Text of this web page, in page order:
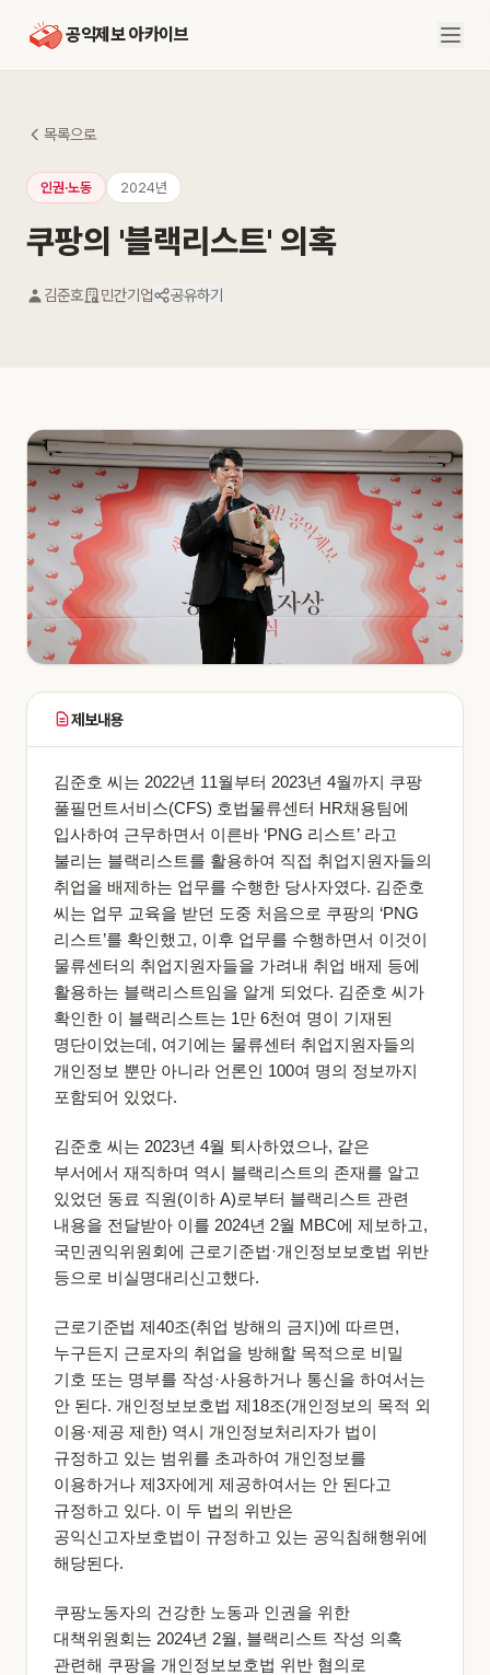
공익제보 아카이브
목록으로
인권·노동 2024년
쿠팡의 '블랙리스트' 의혹
김준호 민간기업 공유하기
제보내용
김준호 씨는 2022년 11월부터 2023년 4월까지 쿠팡
풀필먼트서비스(CFS) 호법물류센터 HR채용팀에
입사하여 근무하면서 이른바 ‘PNG 리스트’ 라고
불리는 블랙리스트를 활용하여 직접 취업지원자들의
취업을 배제하는 업무를 수행한 당사자였다. 김준호
씨는 업무 교육을 받던 도중 처음으로 쿠팡의 ‘PNG
리스트’를 확인했고, 이후 업무를 수행하면서 이것이
물류센터의 취업지원자들을 가려내 취업 배제 등에
활용하는 블랙리스트임을 알게 되었다. 김준호 씨가
확인한 이 블랙리스트는 1만 6천여 명이 기재된
명단이었는데, 여기에는 물류센터 취업지원자들의
개인정보 뿐만 아니라 언론인 100여 명의 정보까지
포함되어 있었다.
김준호 씨는 2023년 4월 퇴사하였으나, 같은
부서에서 재직하며 역시 블랙리스트의 존재를 알고
있었던 동료 직원(이하 A)로부터 블랙리스트 관련
내용을 전달받아 이를 2024년 2월 MBC에 제보하고,
국민권익위원회에 근로기준법·개인정보보호법 위반
등으로 비실명대리신고했다.
근로기준법 제40조(취업 방해의 금지)에 따르면,
누구든지 근로자의 취업을 방해할 목적으로 비밀
기호 또는 명부를 작성·사용하거나 통신을 하여서는
안 된다. 개인정보보호법 제18조(개인정보의 목적 외
이용·제공 제한) 역시 개인정보처리자가 법이
규정하고 있는 범위를 초과하여 개인정보를
이용하거나 제3자에게 제공하여서는 안 된다고
규정하고 있다. 이 두 법의 위반은
공익신고자보호법이 규정하고 있는 공익침해행위에
해당된다.
쿠팡노동자의 건강한 노동과 인권을 위한
대책위원회는 2024년 2월, 블랙리스트 작성 의혹
관련해 쿠팡을 개인정보보호법 위반 혐의로